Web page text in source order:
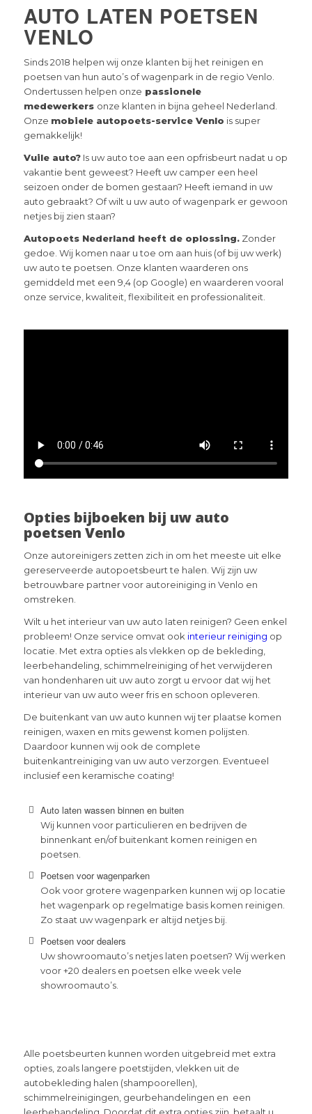
AUTO LATEN POETSEN
VENLO
Sinds 2018 helpen wij onze klanten bij het reinigen en
poetsen van hun auto’s of wagenpark in de regio Venlo.
Ondertussen helpen onze passionele
medewerkers onze klanten in bijna geheel Nederland.
Onze mobiele autopoets-service Venlo is super
gemakkelijk!
Vuile auto?Is uw auto toe aan een opfrisbeurt nadat u op
vakantie bent geweest? Heeft uw camper een heel
seizoen onder de bomen gestaan? Heeft iemand in uw
auto gebraakt? Of wilt u uw auto of wagenpark er gewoon
netjes bij zien staan?
Autopoets Nederland heeft de oplossing.Zonder
gedoe. Wij komen naar u toe om aan huis (of bij uw werk)
uw auto te poetsen. Onze klanten waarderen ons
gemiddeld met een 9,4 (op Google) en waarderen vooral
onze service, kwaliteit, flexibiliteit en professionaliteit.
Opties bijboeken bij uw auto
poetsen Venlo
Onze autoreinigers zetten zich in om het meeste uit elke
gereserveerde autopoetsbeurt te halen. Wij zijn uw
betrouwbare partner voor autoreiniging in Venlo en
omstreken.
Wilt u het interieur van uw auto laten reinigen? Geen enkel
probleem! Onze service omvat ook interieur reiniging op
locatie. Met extra opties als vlekken op de bekleding,
leerbehandeling, schimmelreiniging of het verwijderen
van hondenharen uit uw auto zorgt u ervoor dat wij het
interieur van uw auto weer fris en schoon opleveren.
De buitenkant van uw auto kunnen wij ter plaatse komen
reinigen, waxen en mits gewenst komen polijsten.
Daardoor kunnen wij ook de complete
buitenkantreiniging van uw auto verzorgen. Eventueel
inclusief een keramische coating!
Auto laten wassen binnen en buiten
Wij kunnen voor particulieren en bedrijven de
binnenkant en/of buitenkant komen reinigen en
poetsen.
Poetsen voor wagenparken
Ook voor grotere wagenparken kunnen wij op locatie
het wagenpark op regelmatige basis komen reinigen.
Zo staat uw wagenpark er altijd netjes bij.
Poetsen voor dealers
Uw showroomauto’s netjes laten poetsen? Wij werken
voor +20 dealers en poetsen elke week vele
showroomauto’s.
Alle poetsbeurten kunnen worden uitgebreid met extra
opties, zoals langere poetstijden, vlekken uit de
autobekleding halen (shampoorellen),
schimmelreinigingen, geurbehandelingen en een